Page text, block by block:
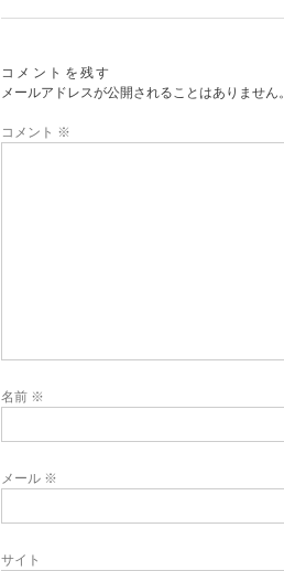
コメントを残す
メールアドレスが公開されることはありません。
コメント ※
名前 ※
メール ※
サイト